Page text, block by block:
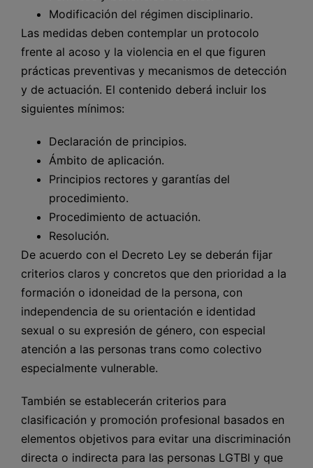
Modificación del régimen disciplinario.
Las medidas deben contemplar un protocolo
frente al acoso y la violencia en el que figuren
prácticas preventivas y mecanismos de detección
y de actuación. El contenido deberá incluir los
siguientes mínimos:
Declaración de principios.
Ámbito de aplicación.
Principios rectores y garantías del
procedimiento.
Procedimiento de actuación.
Resolución.
De acuerdo con el Decreto Ley se deberán fijar
criterios claros y concretos que den prioridad a la
formación o idoneidad de la persona, con
independencia de su orientación e identidad
sexual o su expresión de género, con especial
atención a las personas trans como colectivo
especialmente vulnerable.
También se establecerán criterios para
clasificación y promoción profesional basados en
elementos objetivos para evitar una discriminación
directa o indirecta para las personas LGTBI y que